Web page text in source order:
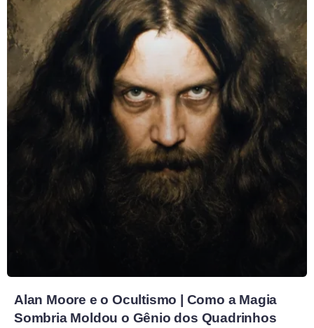
Alan Moore e o Ocultismo | Como a Magia
Sombria Moldou o Gênio dos Quadrinhos